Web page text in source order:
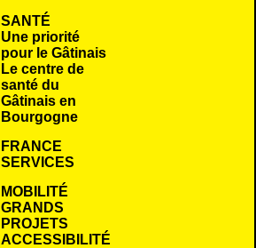
SANTÉ
Une priorité
pour le Gâtinais
Le centre de
santé du
Gâtinais en
Bourgogne
FRANCE
SERVICES
MOBILITÉ
GRANDS
PROJETS
ACCESSIBILITÉ